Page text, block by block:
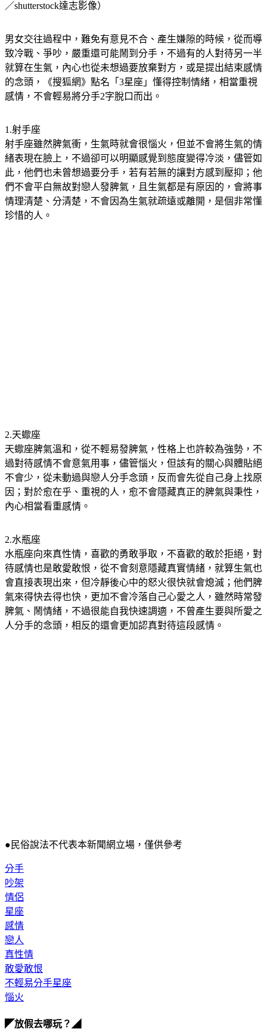
／shutterstock達志影像）
男女交往過程中，難免有意見不合、產生嫌隙的時候，從而導
致冷戰、爭吵，嚴重還可能鬧到分手，不過有的人對待另一半
就算在生氣，內心也從未想過要放棄對方，或是提出結束感情
的念頭，《搜狐網》點名「3星座」懂得控制情緒，相當重視
感情，不會輕易將分手2字脫口而出。
1.射手座
射手座雖然脾氣衝，生氣時就會很惱火，但並不會將生氣的情
緒表現在臉上，不過卻可以明顯感覺到態度變得冷淡，儘管如
此，他們也未曾想過要分手，若有若無的讓對方感到壓抑；他
們不會平白無故對戀人發脾氣，且生氣都是有原因的，會將事
情理清楚、分清楚，不會因為生氣就疏遠或離開，是個非常懂
珍惜的人。
2.天蠍座
天蠍座脾氣溫和，從不輕易發脾氣，性格上也許較為強勢，不
過對待感情不會意氣用事，儘管惱火，但該有的關心與體貼絕
不會少，從未動過與戀人分手念頭，反而會先從自己身上找原
因；對於愈在乎、重視的人，愈不會隱藏真正的脾氣與秉性，
內心相當看重感情。
2.水瓶座
水瓶座向來真性情，喜歡的勇敢爭取，不喜歡的敢於拒絕，對
待感情也是敢愛敢恨，從不會刻意隱藏真實情緒，就算生氣也
會直接表現出來，但冷靜後心中的怒火很快就會熄滅；他們脾
氣來得快去得也快，更加不會冷落自己心愛之人，雖然時常發
脾氣、鬧情緒，不過很能自我快速調適，不曾產生要與所愛之
人分手的念頭，相反的還會更加認真對待這段感情。
●民俗說法不代表本新聞網立場，僅供參考
分手
吵架
情侶
星座
感情
戀人
真性情
敢愛敢恨
不輕易分手星座
惱火
◤放假去哪玩？◢